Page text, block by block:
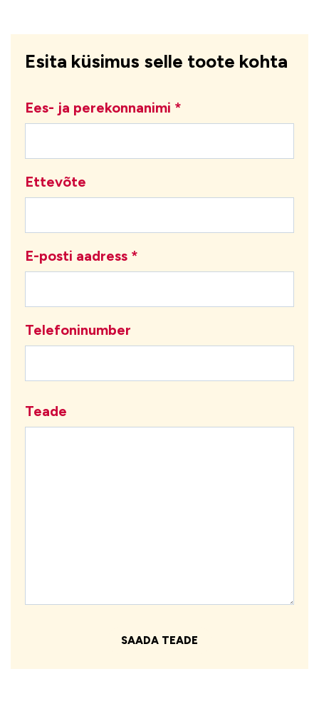
Esita küsimus selle toote kohta
Ees- ja perekonnanimi *
Ettevõte
E-posti aadress *
Telefoninumber
Teade